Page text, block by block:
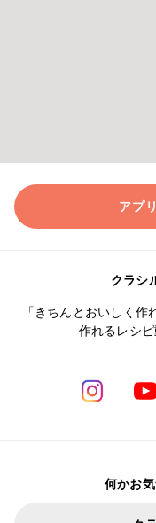
アプ
クラシ
「きちんとおいしく
作れるレシ
何かお